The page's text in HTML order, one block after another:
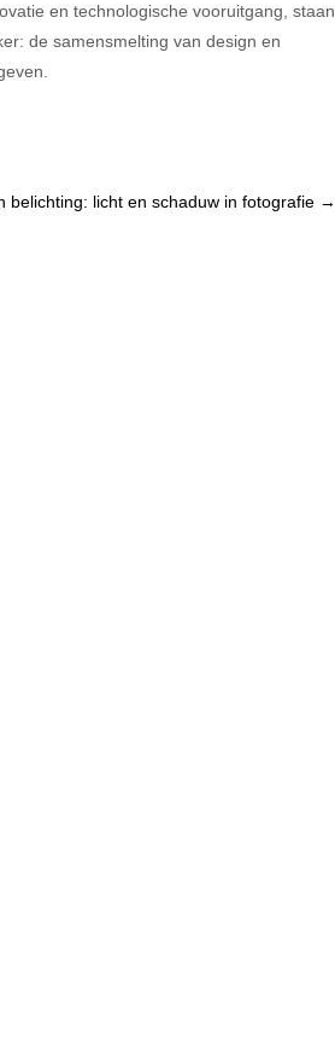
en technologische vooruitgang, staan
de samensmelting van design en
belichting: licht en schaduw in fotografie →